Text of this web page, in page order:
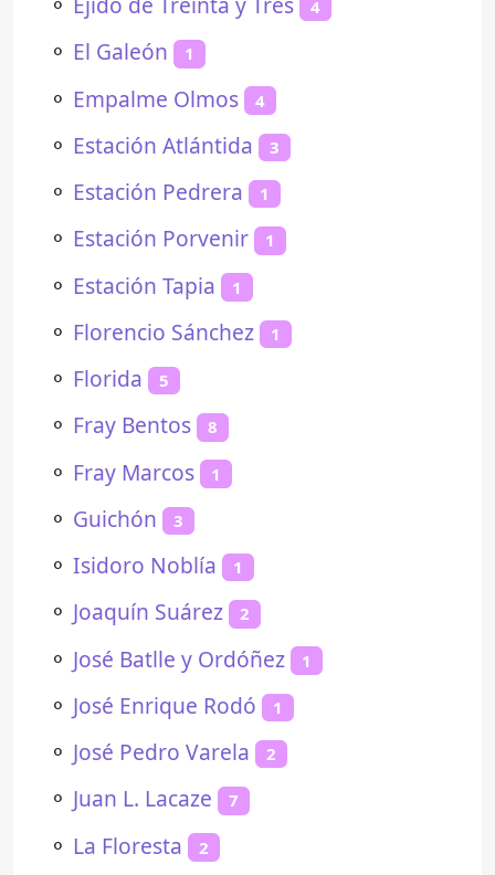
4
⚬ El Galeón 1
⚬ Empalme Olmos 4
⚬ Estación Atlántida 3
⚬ Estación Pedrera 1
⚬ Estación Porvenir 1
⚬ Estación Tapia 1
⚬ Florencio Sánchez 1
⚬ Florida 5
⚬ Fray Bentos 8
⚬ Fray Marcos 1
⚬ Guichón 3
⚬ Isidoro Noblía 1
⚬ Joaquín Suárez 2
⚬ José Batlle y Ordóñez 1
⚬ José Enrique Rodó 1
⚬ José Pedro Varela 2
⚬ Juan L. Lacaze 7
⚬ La Floresta 2